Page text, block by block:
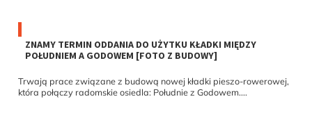
ZNAMY TERMIN ODDANIA DO UŻYTKU KŁADKI MIĘDZY
POŁUDNIEM A GODOWEM [FOTO Z BUDOWY]
Trwają prace związane z budową nowej kładki pieszo-rowerowej,
która połączy radomskie osiedla: Południe z Godowem....